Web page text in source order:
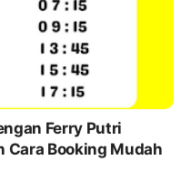
Ferry Putri
Cara Booking Mudah